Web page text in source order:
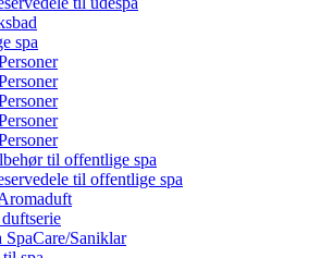
spa
til offentlige spa
til offentlige spa
Saniklar